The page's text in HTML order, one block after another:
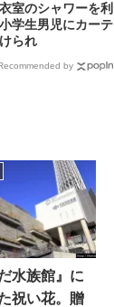
室のシャワーを利
学生男児にカーテ
られ
by
水族館』に
祝い花。贈